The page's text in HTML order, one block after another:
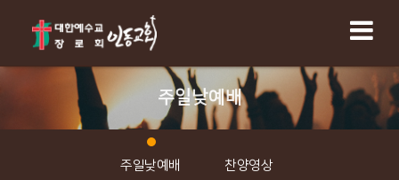
주일낮예배
주일낮예배 찬양영상